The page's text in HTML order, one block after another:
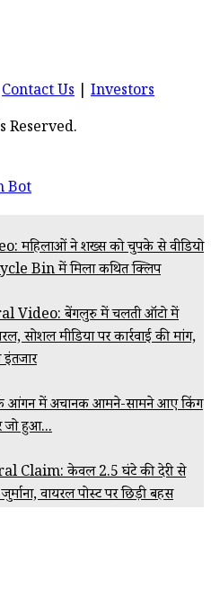
Contact Us
Investors
Reserved.
ने शख्स को चुपके से वीडियो
Bin में मिला कथित क्लिप
Video: बेंगलुरु में चलती ऑटो में
सोशल मीडिया पर कार्रवाई की मांग,
आंगन में अचानक आमने-सामने आए किंग
जो हुआ...
Claim: केवल 2.5 घंटे की देरी से
वायरल पोस्ट पर छिड़ी बहस